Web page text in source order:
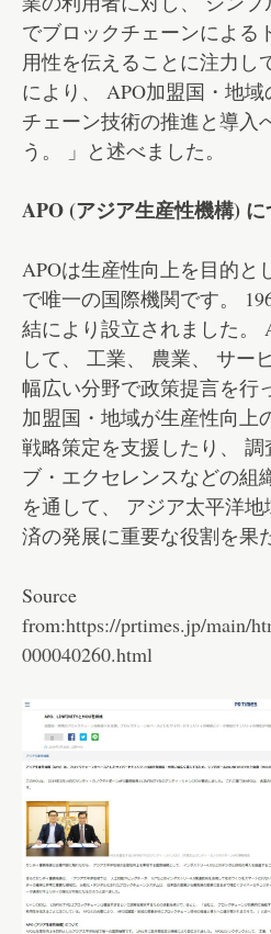
でブロックチェーンによる
用性を伝えることに注力し
により、 APO加盟国・地
チェーン技術の推進と導入
う。 」と述べました。
APO (アジア生産性機構) に
APOは生産性向上を目的と
で唯一の国際機関です。
結により設立されました。
して、 工業、 農業、 サー
幅広い分野で政策提言を行
加盟国・地域が生産性向上
戦略策定を支援したり、
ブ・エクセレンスなどの組
を通して、 アジア太平洋
済の発展に重要な役割を果
Source
from:https://prtimes.jp/main/
000040260.html